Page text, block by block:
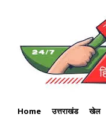
Home उत्तराखंड खेल